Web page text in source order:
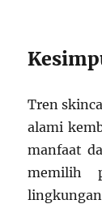
Tren
alami
manfaat
memilih